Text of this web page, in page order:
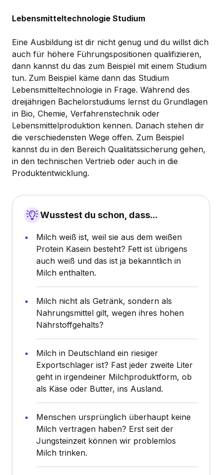
Lebensmitteltechnologie Studium
Eine Ausbildung ist dir nicht genug und du willst dich
auch für höhere Führungspositionen qualifizieren,
dann kannst du das zum Beispiel mit einem Studium
tun. Zum Beispiel käme dann das Studium
Lebensmitteltechnologie in Frage. Während des
dreijährigen Bachelorstudiums lernst du Grundlagen
in Bio, Chemie, Verfahrenstechnik oder
Lebensmittelproduktion kennen. Danach stehen dir
die verschiedensten Wege offen. Zum Beispiel
kannst du in den Bereich Qualitätssicherung gehen,
in den technischen Vertrieb oder auch in die
Produktentwicklung.
Wusstest du schon, dass...
Milch weiß ist, weil sie aus dem weißen
Protein Kasein besteht? Fett ist übrigens
auch weiß und das ist ja bekanntlich in
Milch enthalten.
Milch nicht als Getränk, sondern als
Nahrungsmittel gilt, wegen ihres hohen
Nährstoffgehalts?
Milch in Deutschland ein riesiger
Exportschlager ist? Fast jeder zweite Liter
geht in irgendeiner Milchproduktform, ob
als Käse oder Butter, ins Ausland.
Menschen ursprünglich überhaupt keine
Milch vertragen haben? Erst seit der
Jungsteinzeit können wir problemlos
Milch trinken.